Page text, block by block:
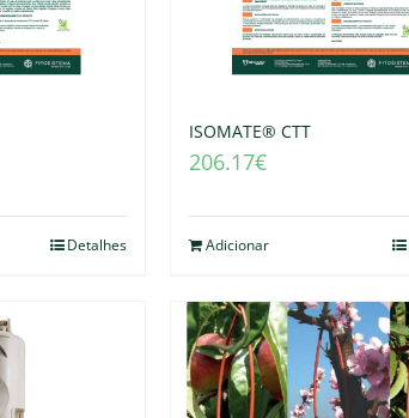
Detalhes
ISOMATE® CTT
206.17€
Adicionar